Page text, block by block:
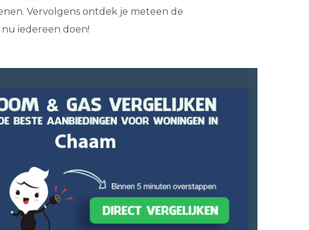
Vervolgens ontdek je meteen de
iedereen doen!